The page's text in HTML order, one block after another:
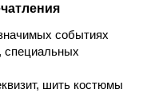
событиях
специальных
шить костюмы